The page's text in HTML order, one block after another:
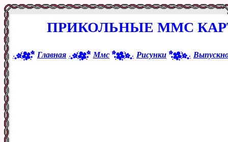
ПРИКОЛЬНЫЕ ММС
Главная Ммс Рисунки